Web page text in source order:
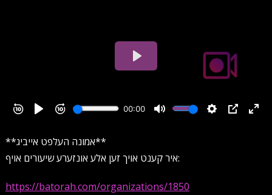
**אמונה העלפט אייביג**
איר קענט אויך זען אלע אונזערע שיעורים אויף:
https://batorah.com/organizations/1850